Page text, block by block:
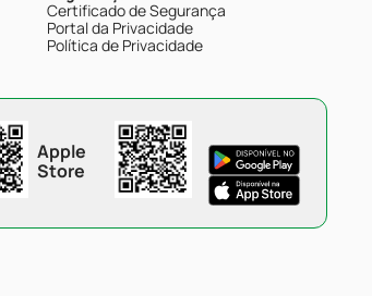
Certificado de Segurança
Portal da Privacidade
Política de Privacidade
Apple
Store